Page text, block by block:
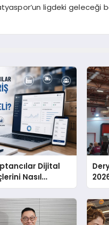
ligdeki geleceği
Dijital
Nasıl